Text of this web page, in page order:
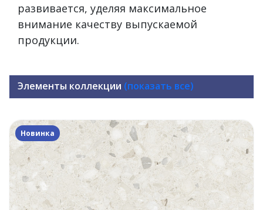
развивается, уделяя максимальное
внимание качеству выпускаемой
продукции.
Элементы коллекции (показать все)
Новинка